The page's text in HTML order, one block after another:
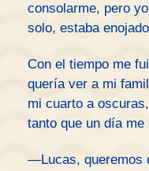
consolarme, pero
solo, estaba
Con el tiempo me
quería ver a mi
mi cuarto a
tanto que un día me
—Lucas, queremos